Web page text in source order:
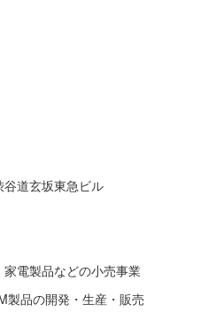
玄坂東急ビル
電製品などの小売事業
の開発・生産・販売